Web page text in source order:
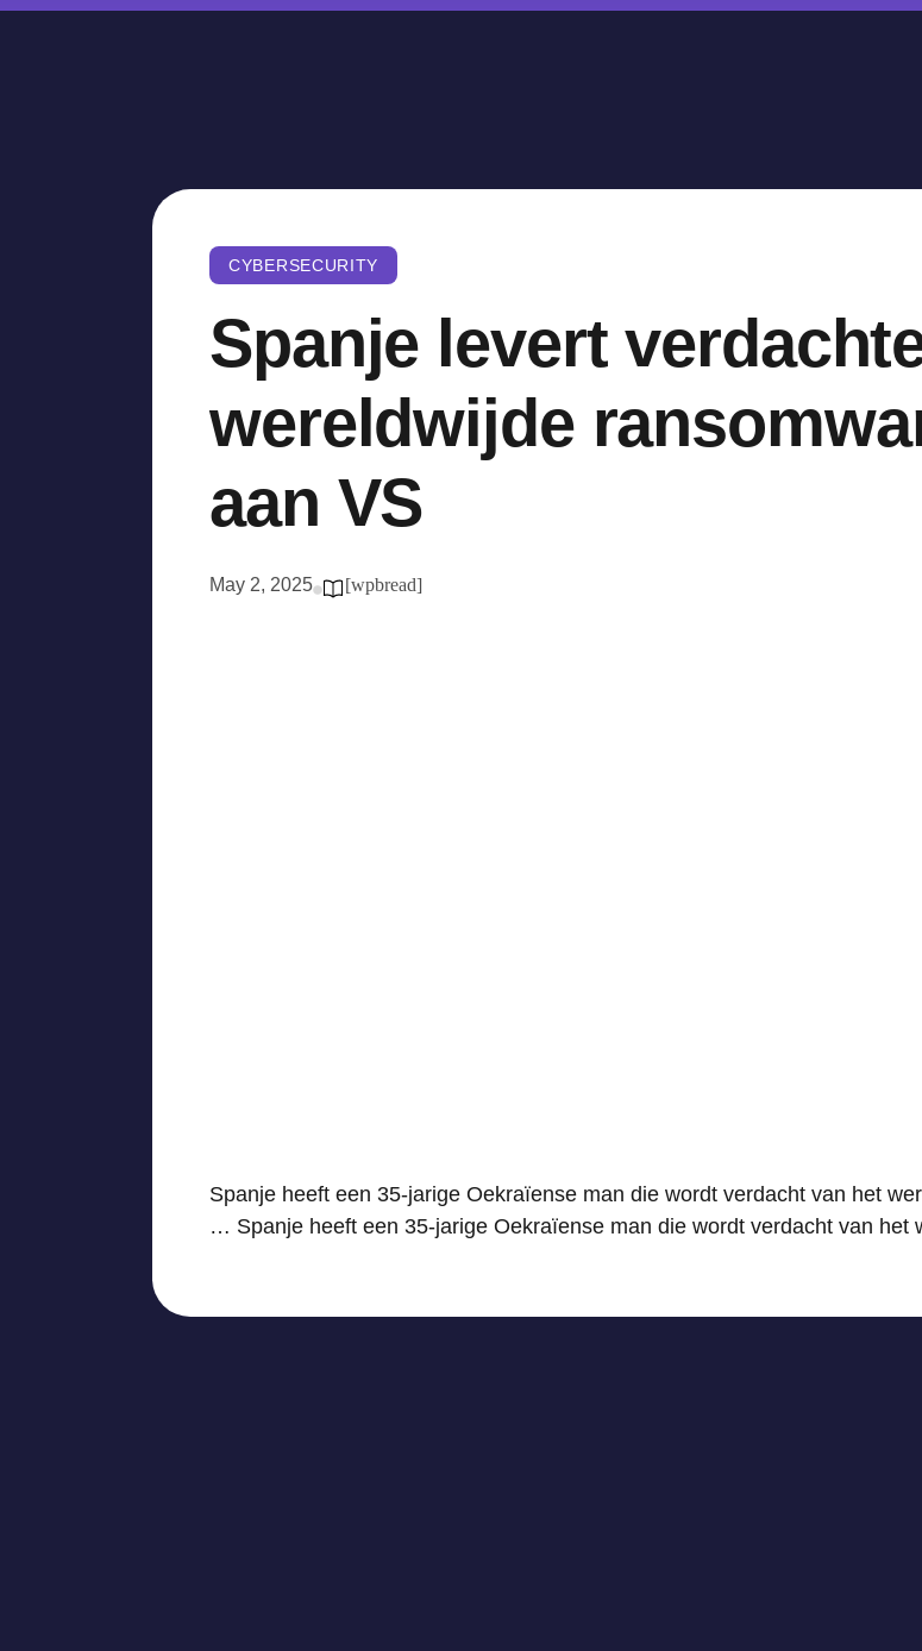
CYBERSECURITY
Spanje levert
wereldwijde
aan VS
May 2, 2025 [wpbread]
Spanje heeft een 35-jarige Oekraïense man die wordt verdacht van het
… Spanje heeft een 35-jarige Oekraïense man die wordt verdacht van